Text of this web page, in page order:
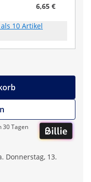
6,65 €
10 Artikel
30 Tagen
Donnerstag, 13.